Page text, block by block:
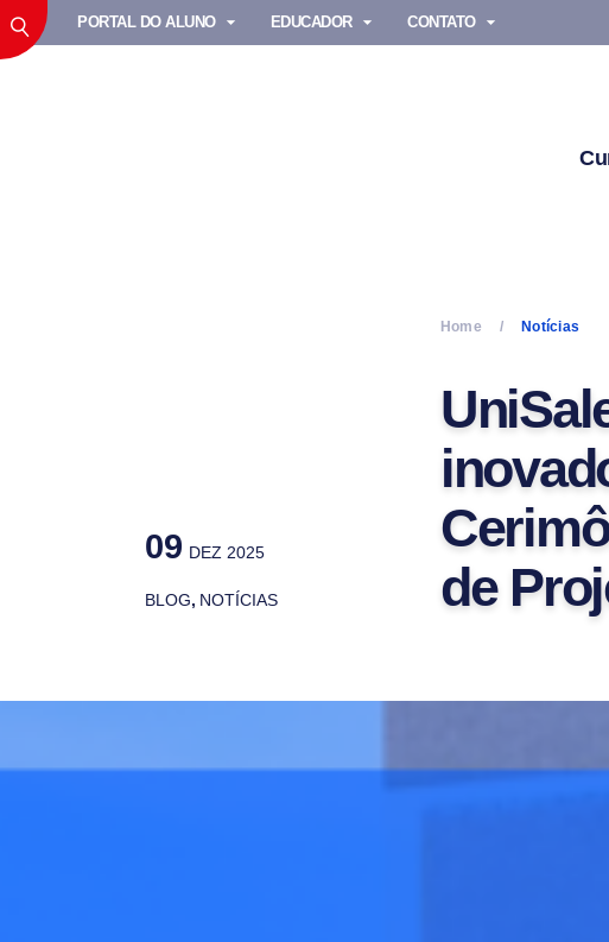
PORTAL DO ALUNO EDUCADOR CONTATO
09 DEZ 2025
BLOG, NOTÍCIAS
Home Notícias
de